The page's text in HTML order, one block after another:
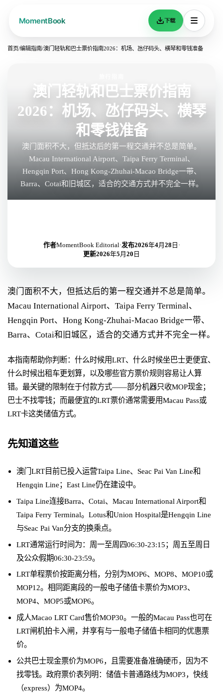
下载
首页/编辑指南/澳门轻轨和巴士票价指南2026：机场、氹仔码头、横琴和零钱准备
澳门轻轨和巴士票价指南
2026：机场、氹仔码头、横琴
和零钱准备
澳门面积不大，但抵达后的第一程交通并不总是简单。
Macau International Airport、Taipa Ferry Terminal、
Hengqin Port、Hong Kong-Zhuhai-Macao Bridge一带、
Barra、Cotai和旧城区，适合的交通方式并不完全一样。
作者MomentBook Editorial·发布2026年4月28日 ·
更新2026年5月20日
澳门面积不大，但抵达后的第一程交通并不总是简单。
Macau International Airport、Taipa Ferry Terminal、
Hengqin Port、Hong Kong-Zhuhai-Macao Bridge一带、
Barra、Cotai和旧城区，适合的交通方式并不完全一样。
本指南帮助你判断：什么时候用LRT、什么时候坐巴士更便宜、
什么时候出租车更划算，以及哪些官方票价规则容易让人算
错。最关键的限制在于付款方式——部分机器只收MOP现金；
巴士不找零钱；而最便宜的LRT票价通常需要用Macau Pass或
LRT卡这类储值方式。
先知道这些
澳门LRT目前已投入运营Taipa Line、Seac Pai Van Line和
Hengqin Line；East Line仍在建设中。
Taipa Line连接Barra、Cotai、Macau International Airport和
Taipa Ferry Terminal。Lotus和Union Hospital是Hengqin Line
与Seac Pai Van分支的换乘点。
LRT通常运行时间为：周一至周四06:30-23:15；周五至周日
及公众假期06:30-23:59。
LRT单程票价按距离分档，分别为MOP6、MOP8、MOP10或
MOP12。相同距离段的一般电子储值卡票价为MOP3、
MOP4、MOP5或MOP6。
成人Macao LRT Card售价MOP30。一般的Macau Pass也可在
LRT闸机拍卡入闸，并享有与一般电子储值卡相同的优惠票
价。
公共巴士现金票价为MOP6，且需要准备准确硬币，因为不
找零钱。政府票价表列明：储值卡普通路线为MOP3，快线
（express）为MOP4。